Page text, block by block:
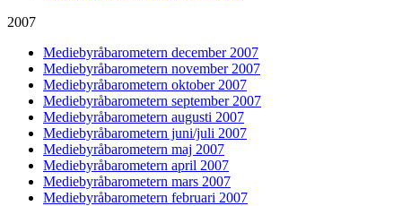
2007
Mediebyråbarometern december 2007
Mediebyråbarometern november 2007
Mediebyråbarometern oktober 2007
Mediebyråbarometern september 2007
Mediebyråbarometern augusti 2007
Mediebyråbarometern juni/juli 2007
Mediebyråbarometern maj 2007
Mediebyråbarometern april 2007
Mediebyråbarometern mars 2007
Mediebyråbarometern februari 2007